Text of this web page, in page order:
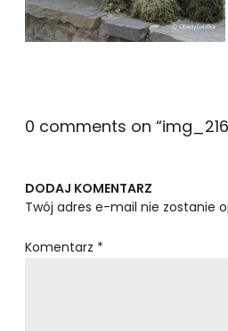
0 comments on “
DODAJ KOMENTARZ
Twój adres e-mail nie zostanie
Komentarz *